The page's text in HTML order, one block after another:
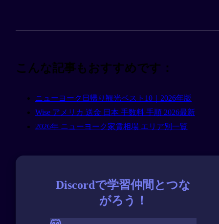
こんな記事もおすすめです：
ニューヨーク日帰り観光ベスト10｜2026年版
Wise アメリカ 送金 日本 手数料 手順 2026最新
2026年 ニューヨーク家賃相場 エリア別一覧
Discordで学習仲間とつな
がろう！